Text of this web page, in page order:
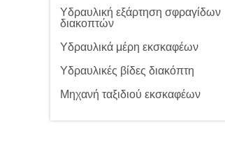
Υδραυλική εξάρτηση σφραγίδων
διακοπτών
Υδραυλικά μέρη εκσκαφέων
Υδραυλικές βίδες διακόπτη
Μηχανή ταξιδιού εκσκαφέων